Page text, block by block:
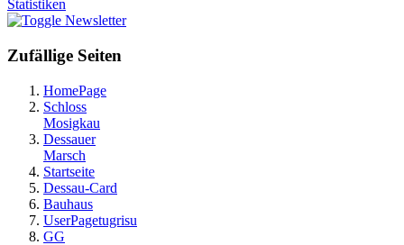
Statistiken
Newsletter
Zufällige Seiten
HomePage
Schloss
Mosigkau
Dessauer
Marsch
Startseite
Dessau-Card
Bauhaus
UserPagetugrisu
GG